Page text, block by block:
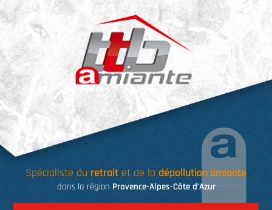
Skip
to
content
Spécialiste du retrait et de la dépollution amiante
dans la région Provence-Alpes-Côte d’Azur